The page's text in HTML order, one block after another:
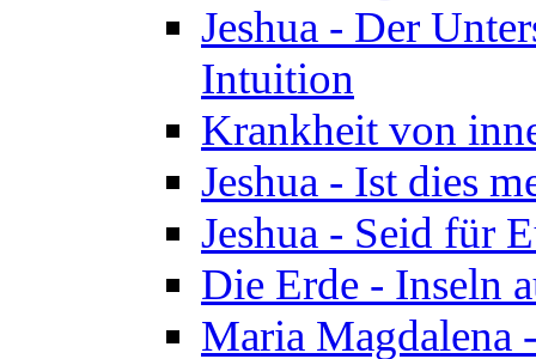
Jeshua - Der
Intuition
Krankheit von
Jeshua - Ist dies
Jeshua - Seid für
Die Erde - Inseln
Maria Magdalena